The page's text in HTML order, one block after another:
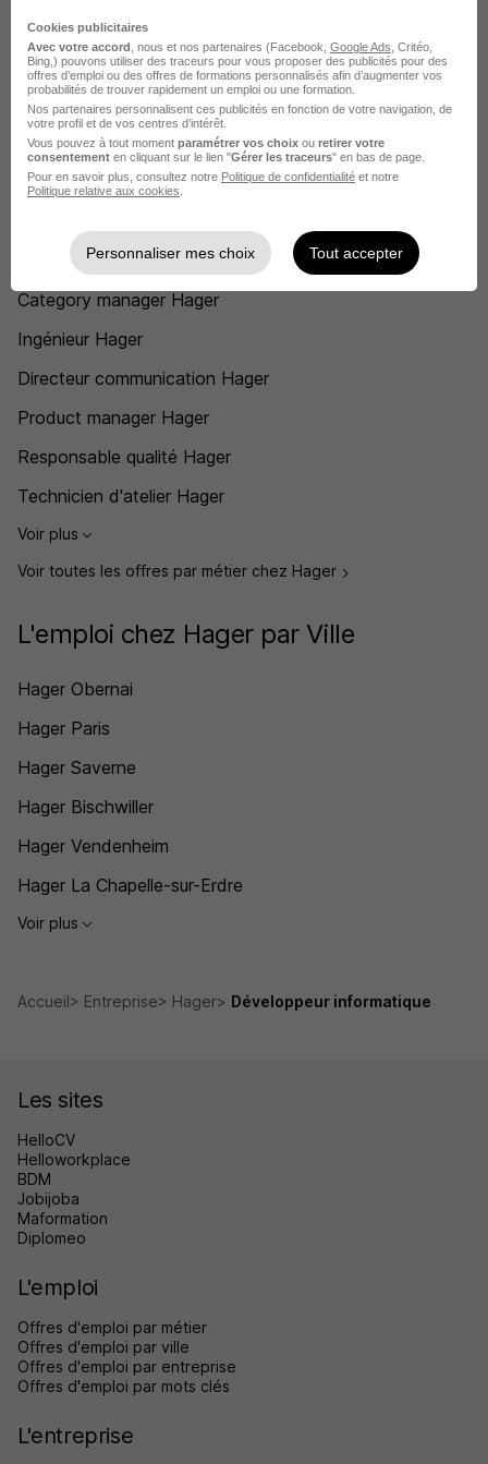
Hager Ingénieur développement logiciel
Hager Administrateur réseau
Hager Chef de projet logiciel
Hager Consultant SAP
Voir plus
Postuler chez Hager par Métier
Category manager Hager
Ingénieur Hager
Directeur communication Hager
Product manager Hager
Responsable qualité Hager
Technicien d'atelier Hager
Voir plus
Voir toutes les offres par métier chez Hager
L'emploi chez Hager par Ville
Hager Obernai
Hager Paris
Hager Saverne
Hager Bischwiller
Hager Vendenheim
Hager La Chapelle-sur-Erdre
Voir plus
Accueil Entreprise Hager Développeur informatique
Les sites
HelloCV
Helloworkplace
BDM
Jobijoba
Maformation
Diplomeo
L'emploi
Offres d'emploi par métier
Offres d'emploi par ville
Offres d'emploi par entreprise
Offres d'emploi par mots clés
L'entreprise
Cookies publicitaires
Avec votre accord , nous et nos partenaires (Facebook, Google Ads , Critéo,
Bing,) pouvons utiliser des traceurs pour vous proposer des publicités pour des
offres d’emploi ou des offres de formations personnalisés afin d’augmenter vos
probabilités de trouver rapidement un emploi ou une formation.
Nos partenaires personnalisent ces publicités en fonction de votre navigation, de
votre profil et de vos centres d’intérêt.
Vous pouvez à tout moment paramétrer vos choix ou retirer votre
consentement en cliquant sur le lien "Gérer les traceurs" en bas de page.
Pour en savoir plus, consultez notre Politique de confidentialité et notre
Politique relative aux cookies
Personnaliser mes choix Tout accepter